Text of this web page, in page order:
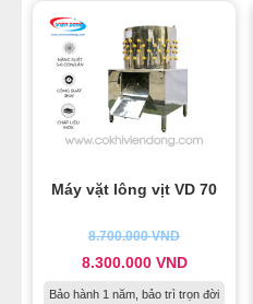
Máy vặt lông vịt VD 70
8.700.000VND
8.300.000 VND
Bảo hành 1 năm, bảo trì trọn đời